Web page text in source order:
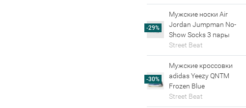
-29%
Мужские носки Air
Jordan Jumpman No-
Show Socks 3 пары
Street Beat
-30%
Мужские кроссовки
adidas Yeezy QNTM
Frozen Blue
Street Beat